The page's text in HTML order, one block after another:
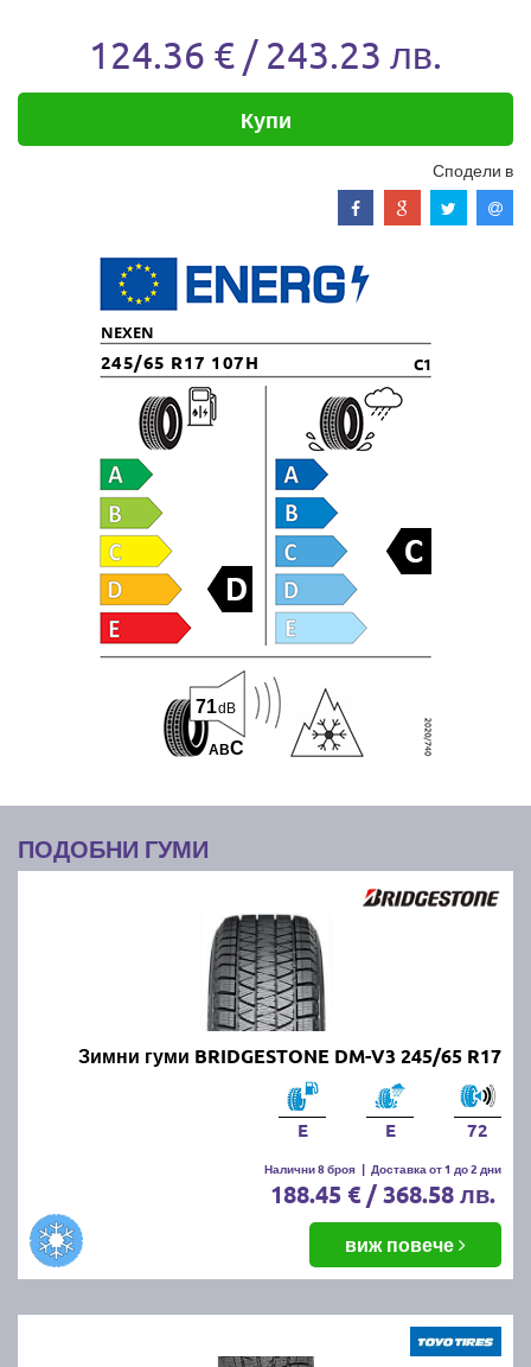
124.36 € / 243.23 лв.
Купи
Сподели в
NEXEN
245/65 R17 107H C1
ABC
71dB
ПОДОБНИ ГУМИ
Зимни гуми BRIDGESTONE DM-V3 245/65 R17
E E 72
Налични 8 броя | Доставка от 1 до 2 дни
188.45 € / 368.58 лв.
виж повече